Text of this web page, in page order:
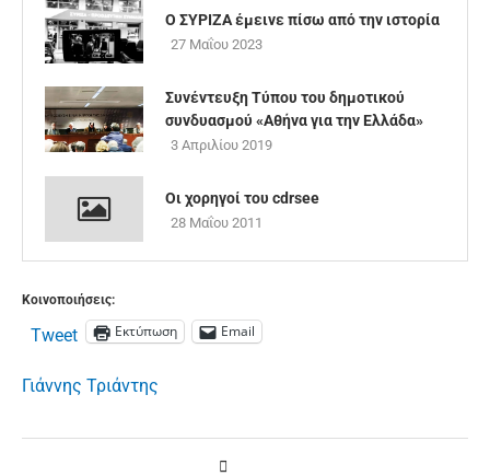
Ο ΣΥΡΙΖΑ έμεινε πίσω από την ιστορία
27 Μαΐου 2023
Συνέντευξη Τύπου του δημοτικού
συνδυασμού «Αθήνα για την Ελλάδα»
3 Απριλίου 2019
Οι χορηγοί του cdrsee
28 Μαΐου 2011
Κοινοποιήσεις:
Tweet Εκτύπωση Email
Γιάννης Τριάντης